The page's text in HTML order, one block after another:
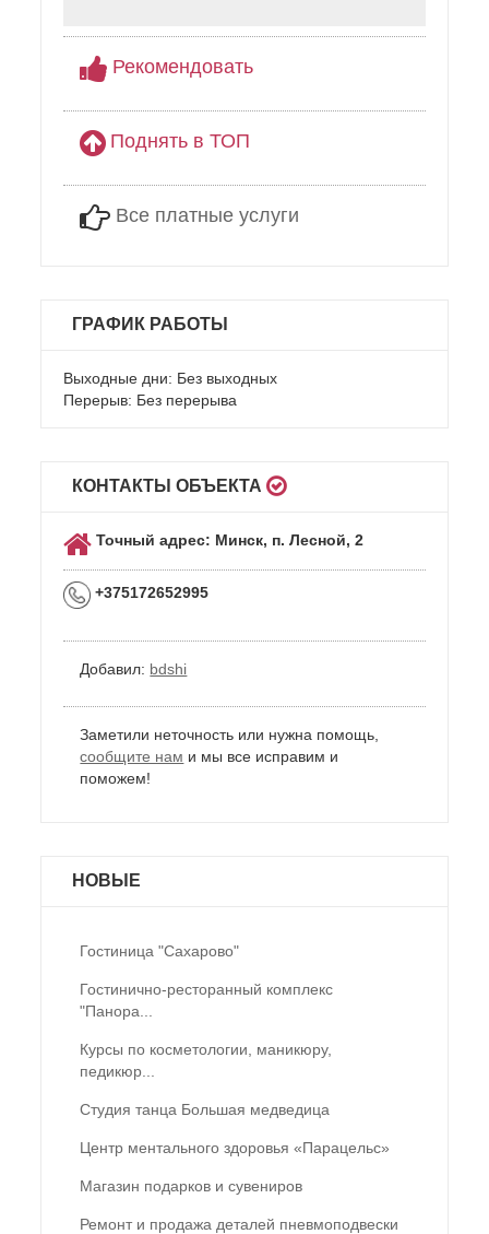
Рекомендовать
Поднять в ТОП
Все платные услуги
ГРАФИК РАБОТЫ
Выходные дни: Без выходных
Перерыв: Без перерыва
КОНТАКТЫ ОБЪЕКТА
Точный адрес: Минск, п. Лесной, 2
+375172652995
Добавил: bdshi
Заметили неточность или нужна помощь,
сообщите нам и мы все исправим и
поможем!
НОВЫЕ
Гостиница "Сахарово"
Гостинично-ресторанный комплекс
"Панора...
Курсы по косметологии, маникюру,
педикюр...
Студия танца Большая медведица
Центр ментального здоровья «Парацельс»
Магазин подарков и сувениров
Ремонт и продажа деталей пневмоподвески